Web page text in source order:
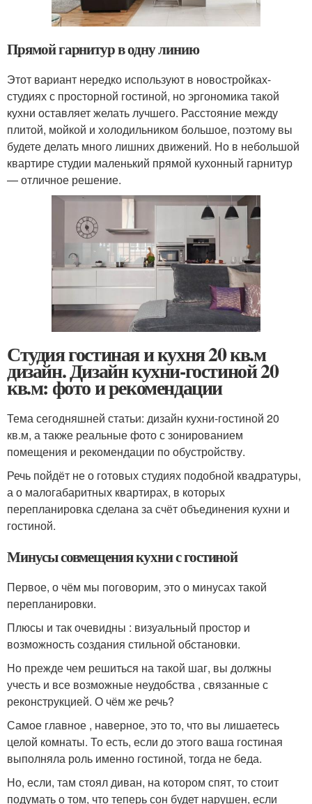
Прямой гарнитур в одну линию
Этот вариант нередко используют в новостройках-
студиях с просторной гостиной, но эргономика такой
кухни оставляет желать лучшего. Расстояние между
плитой, мойкой и холодильником большое, поэтому вы
будете делать много лишних движений. Но в небольшой
квартире студии маленький прямой кухонный гарнитур
— отличное решение.
Студия гостиная и кухня 20 кв.м
дизайн. Дизайн кухни-гостиной 20
кв.м: фото и рекомендации
Тема сегодняшней статьи: дизайн кухни-гостиной 20
кв.м, а также реальные фото с зонированием
помещения и рекомендации по обустройству.
Речь пойдёт не о готовых студиях подобной квадратуры,
а о малогабаритных квартирах, в которых
перепланировка сделана за счёт объединения кухни и
гостиной.
Минусы совмещения кухни с гостиной
Первое, о чём мы поговорим, это о минусах такой
перепланировки.
Плюсы и так очевидны : визуальный простор и
возможность создания стильной обстановки.
Но прежде чем решиться на такой шаг, вы должны
учесть и все возможные неудобства , связанные с
реконструкцией. О чём же речь?
Самое главное , наверное, это то, что вы лишаетесь
целой комнаты. То есть, если до этого ваша гостиная
выполняла роль именно гостиной, тогда не беда.
Но, если, там стоял диван, на котором спят, то стоит
подумать о том, что теперь сон будет нарушен, если